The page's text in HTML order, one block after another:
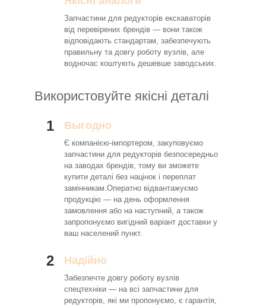
Запчастини для редукторів екскаваторів
від перевірених брендів — вони також
відповідають стандартам, забезпечують
правильну та довгу роботу вузлів, але
водночас коштують дешевше заводських.
Використовуйте якісні деталі
1 Выгодно
Є компанією-імпортером, закуповуємо
запчастини для редукторів безпосередньо
на заводах брендів, тому ви зможете
купити деталі без націнок і переплат
замінникам.Оператно відвантажуємо
продукцію — на день оформлення
замовлення або на наступний, а також
запропонуємо вигідний варіант доставки у
ваш населений пункт.
2 Надійно
Забезпечте довгу роботу вузлів
спецтехніки — на всі запчастини для
редукторів, які ми пропонуємо, є гарантія,